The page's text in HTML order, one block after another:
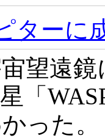
ターに
望遠
「
った。